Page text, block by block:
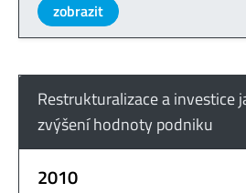
zobrazit
Restrukturalizace a investice
zvýšení hodnoty podniku
2010